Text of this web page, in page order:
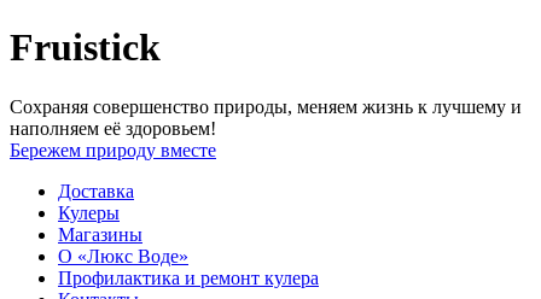
Fruistick
Сохраняя совершенство природы, меняем жизнь к лучшему и
наполняем её здоровьем!
Бережем природу вместе
Доставка
Кулеры
Магазины
О «Люкс Воде»
Профилактика и ремонт кулера